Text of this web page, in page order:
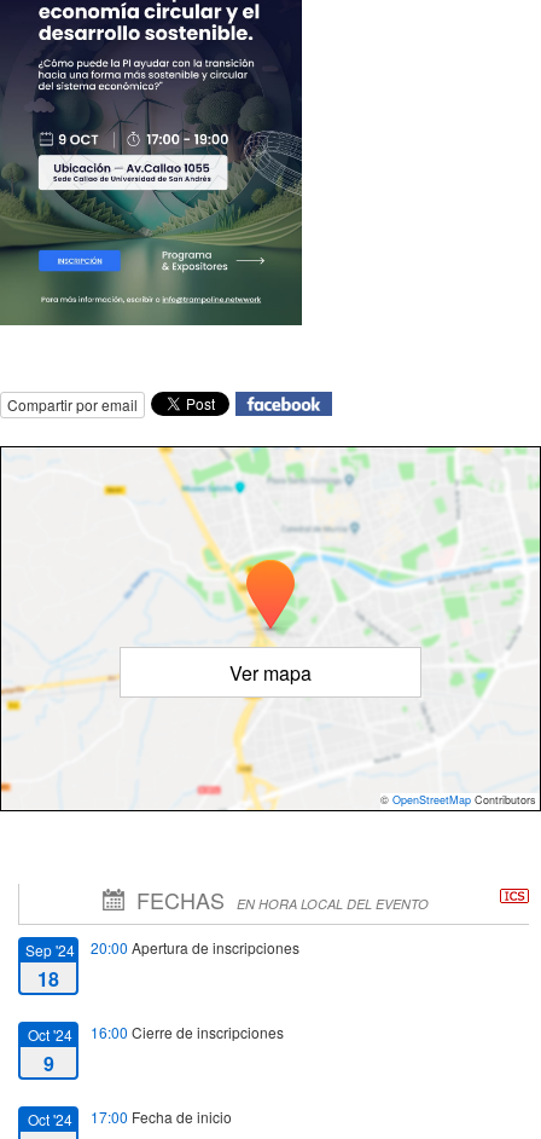
Compartir por email
Ver mapa
© OpenStreetMap Contributors
FECHAS EN HORA LOCAL DEL EVENTO
Sep '24
18
20:00 Apertura de inscripciones
Oct '24
9
16:00 Cierre de inscripciones
Oct '24 17:00 Fecha de inicio